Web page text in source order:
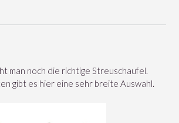
man noch die richtige Streuschaufel.
gibt es hier eine sehr breite Auswahl.